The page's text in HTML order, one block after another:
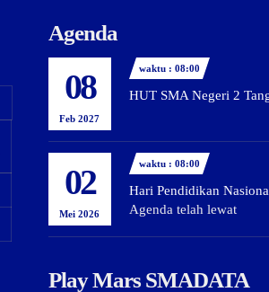
Agenda
08
Feb 2027
waktu : 08:00
HUT SMA Negeri 2
02
Mei 2026
waktu : 08:00
Hari Pendidikan
Agenda telah lewat
Play Mars SMADATA